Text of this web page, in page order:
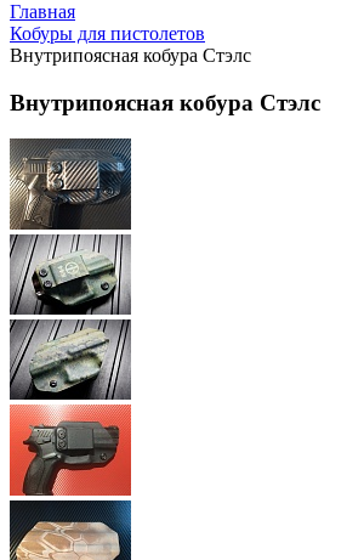
Главная
Кобуры для пистолетов
Внутрипоясная кобура Стэлс
Внутрипоясная кобура Стэлс